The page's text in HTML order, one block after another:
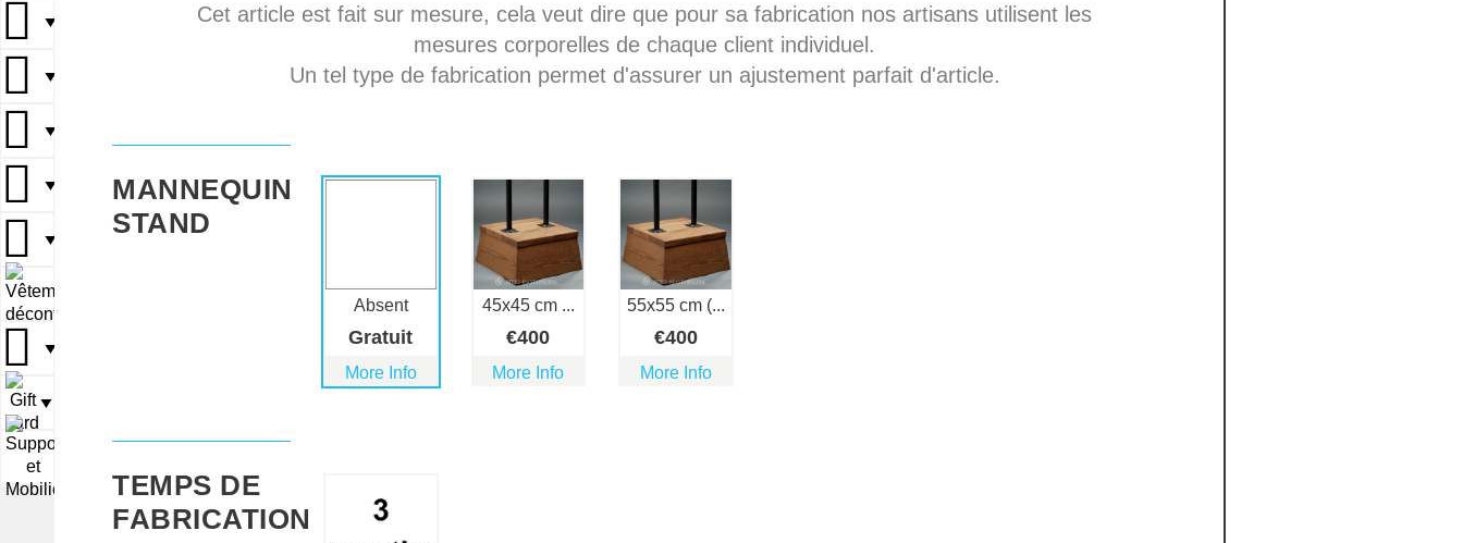
▼
▼
▼
▼
▼
▼
▼
Cet article est fait sur mesure, cela veut dire que pour sa fabrication nos artisans utilisent les
mesures corporelles de chaque client individuel.
Un tel type de fabrication permet d'assurer un ajustement parfait d'article.
MANNEQUIN
STAND
Absent
Gratuit
More Info
45х45 cm ...
€400
More Info
55x55 cm (...
€400
More Info
TEMPS DE
FABRICATION